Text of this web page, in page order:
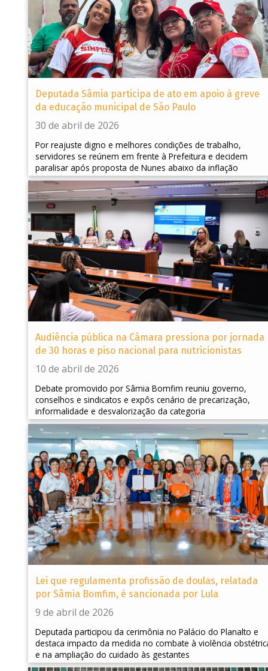
Deputada Sâmia participa de ato em apoio à greve
da educação municipal de São Paulo
30 de abril de 2026
Por reajuste digno e melhores condições de trabalho,
servidores se reúnem em frente à Prefeitura e decidem
paralisar após proposta de Nunes abaixo da inflação
Audiência pública na Câmara pressiona por jornada
de 30 horas e piso nacional para nutricionistas
10 de abril de 2026
Debate promovido por Sâmia Bomfim reuniu governo,
conselhos e sindicatos e expôs cenário de precarização,
informalidade e desvalorização da categoria
Lei que regulamenta profissão de doulas, relatada
por Sâmia Bomfim, é sancionada por Lula
9 de abril de 2026
Deputada participou da cerimônia no Palácio do Planalto e
destaca impacto da medida no combate à violência
e na ampliação do cuidado às gestantes